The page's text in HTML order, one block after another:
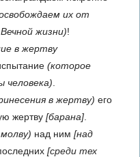
их от
жизни)!
в жертву
(которое
человека)
в жертву) его
жертву [барана]
над ним [над
[среди тех